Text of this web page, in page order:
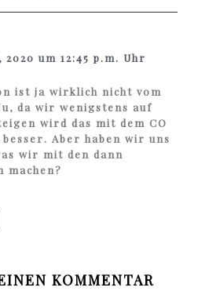
2020 um 12:45 p.m. Uhr
ist ja wirklich nicht vom
da wir wenigstens auf
wird das mit dem CO
Aber haben wir uns
wir mit den dann
machen?
KOMMENTAR